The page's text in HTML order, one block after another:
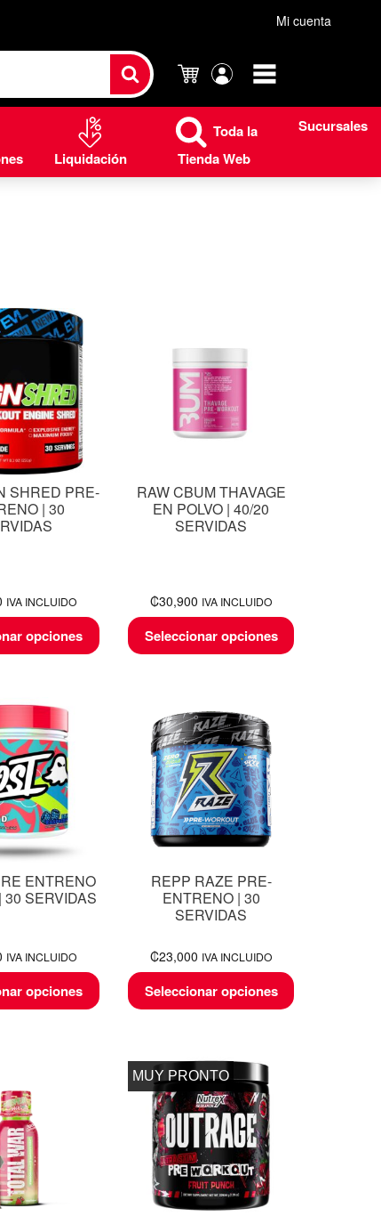
Mi cuenta
Carrito
cuenta
Liquidación
Toda la
Tienda Web
Sucursales
SHRED PRE-
| 30
IVA INCLUIDO
opciones
RAW CBUM THAVAGE
EN POLVO | 40/20
SERVIDAS
₡30,900 IVA INCLUIDO
Seleccionar opciones
ENTRENO
30 SERVIDAS
IVA INCLUIDO
opciones
REPP RAZE PRE-
ENTRENO | 30
SERVIDAS
₡23,000 IVA INCLUIDO
Seleccionar opciones
MUY PRONTO